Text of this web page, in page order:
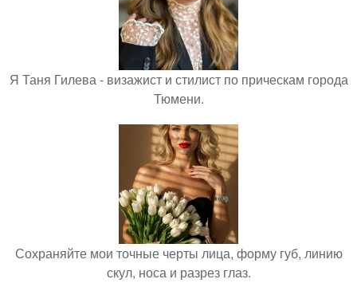
Я Таня Гилева - визажист и стилист по прическам города
Тюмени.
Сохраняйте мои точные черты лица, форму губ, линию
скул, носа и разрез глаз.